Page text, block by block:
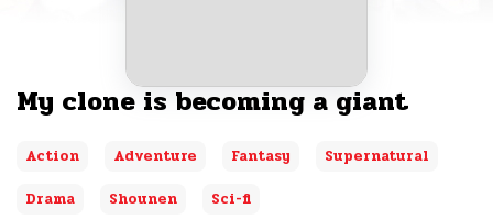
My clone is becoming a giant
Action Adventure Fantasy
Supernatural
Drama
Shounen
Sci-fi